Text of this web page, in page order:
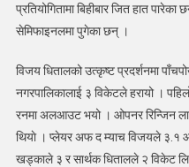
प्रतियोगितामा बिहीबार जित हात
सेमिफाइनलमा पुगेका छन् ।
विजय धितालको उत्कृष्ट प्रदर्शनमा
नगरपालिकालाई ३ विकेटले हरायो ।
रनमा अलआउट भयो । ओपनर रिन्जिन
थियाे । प्लेयर अफ द म्याच विजयले ३.१
खड्काले ३ र सार्थक धितालले २ विकेट